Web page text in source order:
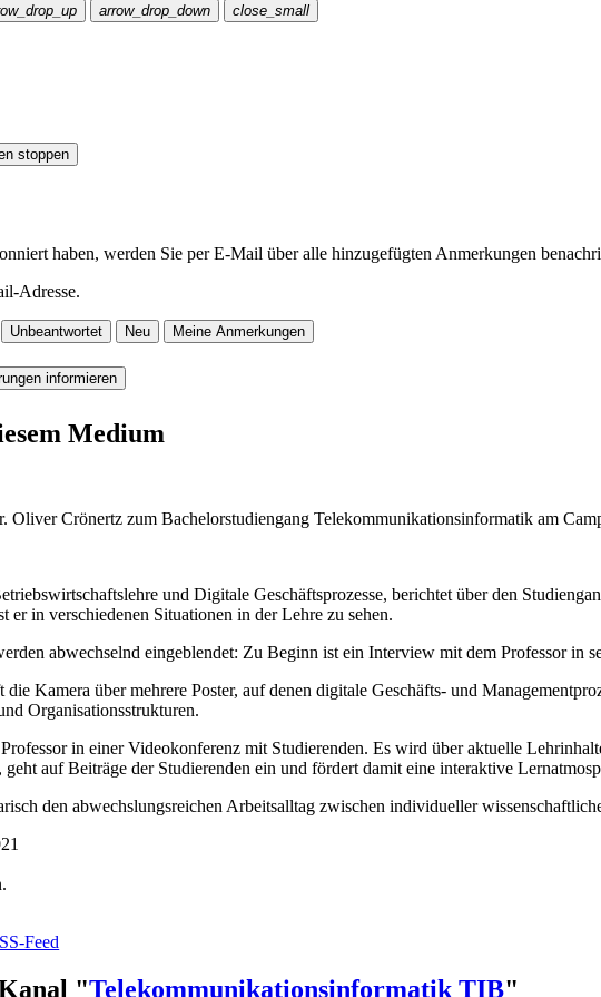
arrow_drop_down close_small
stoppen
haben, werden Sie per E-Mail über alle hinzugefügten Anmerkungen
Adresse.
Unbeantwortet Neu
Meine Anmerkungen
informieren
Medium
Oliver Crönertz zum Bachelorstudiengang Telekommunikationsinformatik am
und Digitale Geschäftsprozesse, berichtet über den
er in verschiedenen Situationen in der Lehre zu sehen.
abwechselnd eingeblendet: Zu Beginn ist ein Interview mit dem Professor in
Kamera über mehrere Poster, auf denen digitale Geschäfts- und
Organisationsstrukturen.
in einer Videokonferenz mit Studierenden. Es wird über aktuelle
geht auf Beiträge der Studierenden ein und fördert damit eine interaktive
den abwechslungsreichen Arbeitsalltag zwischen individueller
Feed
"Telekommunikationsinformatik TIB"